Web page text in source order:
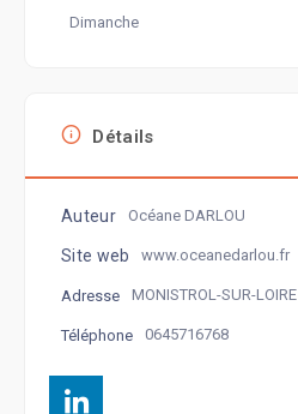
Dimanche
Détails
Auteur Océane DARLOU
Site web www.oceanedarlou.fr
Adresse MONISTROL-SUR-LOIRE
Téléphone 0645716768